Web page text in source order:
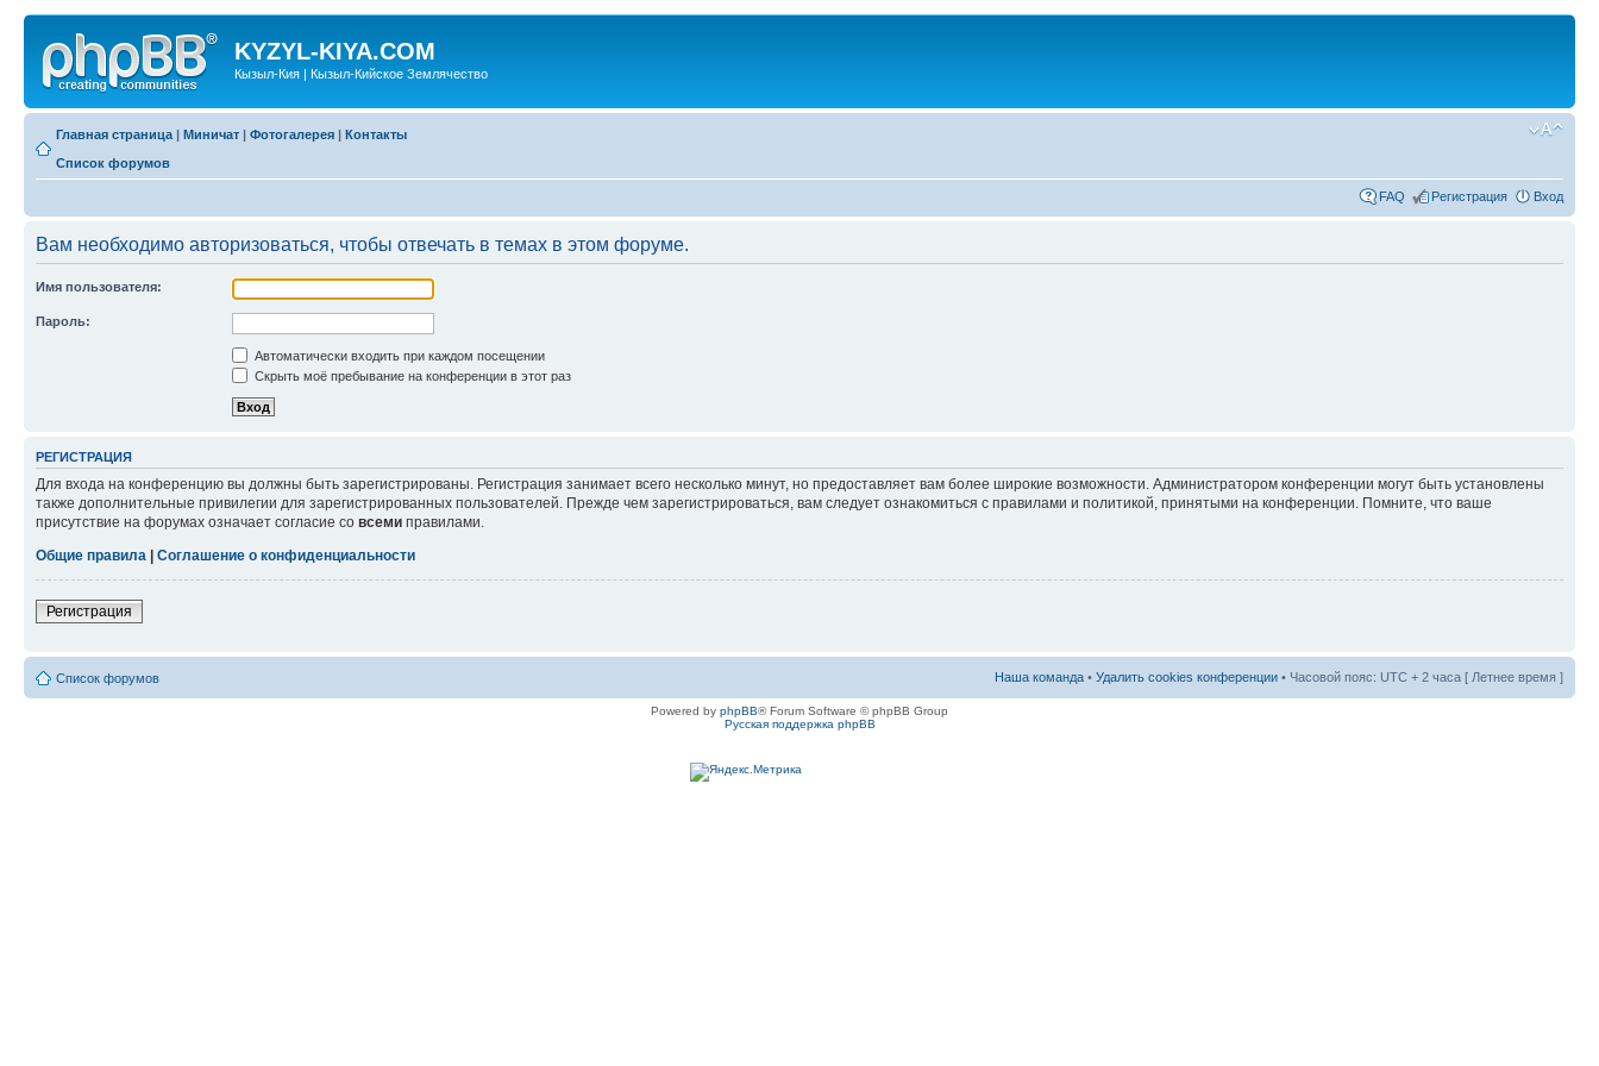
KYZYL-KIYA.COM
Кызыл-Кия | Кызыл-Кийское Землячество
Главная страница | Миничат | Фотогалерея | Контакты
Список форумов
FAQ Регистрация Вход
Вам необходимо авторизоваться, чтобы отвечать в темах в этом форуме.
Имя пользователя:
Пароль:
Автоматически входить при каждом посещении
Скрыть моё пребывание на конференции в этот раз
РЕГИСТРАЦИЯ
Для входа на конференцию вы должны быть зарегистрированы. Регистрация занимает всего несколько минут, но предоставляет вам более широкие возможности. Администратором конференции могут быть установлены
также дополнительные привилегии для зарегистрированных пользователей. Прежде чем зарегистрироваться, вам следует ознакомиться с правилами и политикой, принятыми на конференции. Помните, что ваше
присутствие на форумах означает согласие со всеми правилами.
Общие правила
Соглашение о конфиденциальности
Регистрация
Список форумов Наша команда • Удалить cookies конференции • Часовой пояс: UTC + 2 часа [ Летнее время ]
Powered by phpBB® Forum Software © phpBB Group
Русская поддержка phpBB